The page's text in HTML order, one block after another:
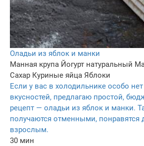
Оладьи из яблок и манки
Манная крупа Йогурт натуральный
Сахар Куриные яйца Яблоки
Если у вас в холодильнике особо
вкусностей, предлагаю простой,
рецепт — оладьи из яблок и манки.
получаются отменными, понравятся
взрослым.
30 мин